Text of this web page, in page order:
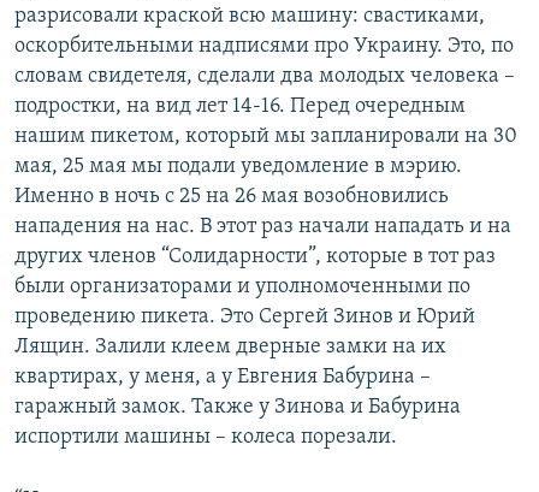
разрисовали краской всю машину: свастиками,
оскорбительными надписями про Украину. Это, по
словам свидетеля, сделали два молодых человека –
подростки, на вид лет 14-16. Перед очередным
нашим пикетом, который мы запланировали на 30
мая, 25 мая мы подали уведомление в мэрию.
Именно в ночь с 25 на 26 мая возобновились
нападения на нас. В этот раз начали нападать и на
других членов “Солидарности”, которые в тот раз
были организаторами и уполномоченными по
проведению пикета. Это Сергей Зинов и Юрий
Лящин. Залили клеем дверные замки на их
квартирах, у меня, а у Евгения Бабурина –
гаражный замок. Также у Зинова и Бабурина
испортили машины – колеса порезали.